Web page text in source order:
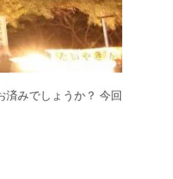
みでしょうか？ 今回